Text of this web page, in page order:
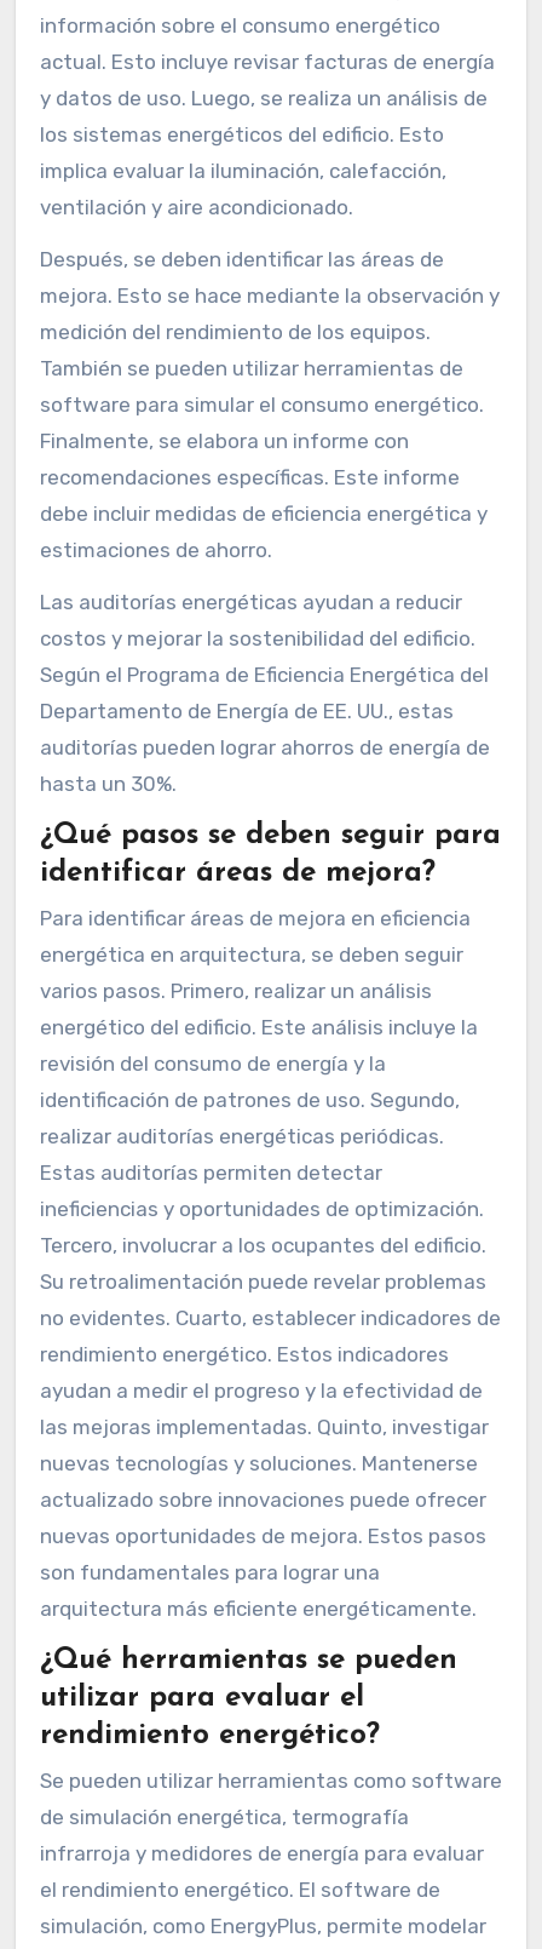
información sobre el consumo energético
actual. Esto incluye revisar facturas de energía
y datos de uso. Luego, se realiza un análisis de
los sistemas energéticos del edificio. Esto
implica evaluar la iluminación, calefacción,
ventilación y aire acondicionado.
Después, se deben identificar las áreas de
mejora. Esto se hace mediante la observación y
medición del rendimiento de los equipos.
También se pueden utilizar herramientas de
software para simular el consumo energético.
Finalmente, se elabora un informe con
recomendaciones específicas. Este informe
debe incluir medidas de eficiencia energética y
estimaciones de ahorro.
Las auditorías energéticas ayudan a reducir
costos y mejorar la sostenibilidad del edificio.
Según el Programa de Eficiencia Energética del
Departamento de Energía de EE. UU., estas
auditorías pueden lograr ahorros de energía de
hasta un 30%.
¿Qué pasos se deben seguir para
identificar áreas de mejora?
Para identificar áreas de mejora en eficiencia
energética en arquitectura, se deben seguir
varios pasos. Primero, realizar un análisis
energético del edificio. Este análisis incluye la
revisión del consumo de energía y la
identificación de patrones de uso. Segundo,
realizar auditorías energéticas periódicas.
Estas auditorías permiten detectar
ineficiencias y oportunidades de optimización.
Tercero, involucrar a los ocupantes del edificio.
Su retroalimentación puede revelar problemas
no evidentes. Cuarto, establecer indicadores de
rendimiento energético. Estos indicadores
ayudan a medir el progreso y la efectividad de
las mejoras implementadas. Quinto, investigar
nuevas tecnologías y soluciones. Mantenerse
actualizado sobre innovaciones puede ofrecer
nuevas oportunidades de mejora. Estos pasos
son fundamentales para lograr una
arquitectura más eficiente energéticamente.
¿Qué herramientas se pueden
utilizar para evaluar el
rendimiento energético?
Se pueden utilizar herramientas como software
de simulación energética, termografía
infrarroja y medidores de energía para evaluar
el rendimiento energético. El software de
simulación, como EnergyPlus, permite modelar